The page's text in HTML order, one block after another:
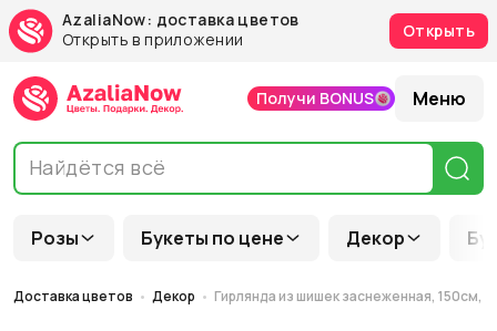
AzaliaNow: доставка цветов
Открыть в приложении
Открыть
Розы Букеты по цене Декор
Получи BONUS Меню
Доставка цветов Декор Гирлянда из шишек заснеженная, 150см,